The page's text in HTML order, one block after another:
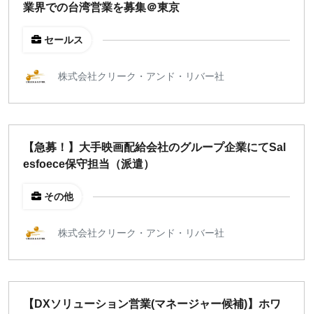
業界での台湾営業を募集＠東京
セールス
株式会社クリーク・アンド・リバー社
【急募！】大手映画配給会社のグループ企業にてSal
esfoece保守担当（派遣）
その他
株式会社クリーク・アンド・リバー社
【DXソリューション営業(マネージャー候補)】ホワ